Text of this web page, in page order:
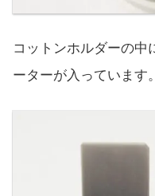
コットンホルダーの中
ーターが入っています。